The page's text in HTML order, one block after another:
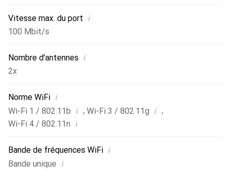
Vitesse max. du port i
100 Mbit/s
Nombre d'antennes i
2x
Norme WiFi i
Wi-Fi 1 / 802.11b i , Wi-Fi 3 / 802.11g i ,
Wi-Fi 4 / 802.11n i
Bande de fréquences WiFi i
Bande unique i